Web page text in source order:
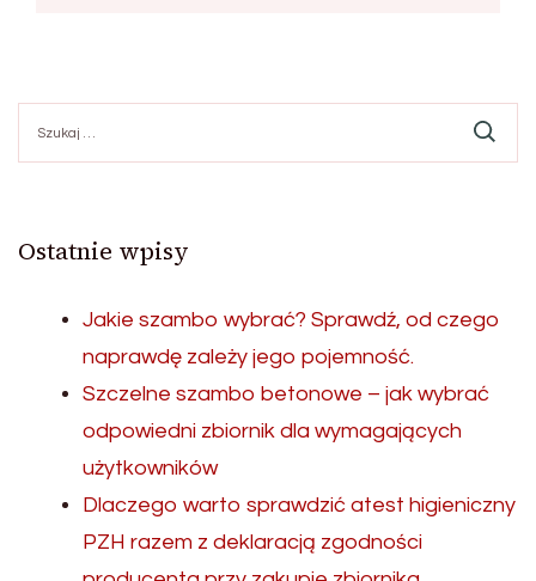
Ostatnie wpisy
Jakie szambo wybrać? Sprawdź, od czego
naprawdę zależy jego pojemność.
Szczelne szambo betonowe – jak wybrać
odpowiedni zbiornik dla wymagających
użytkowników
Dlaczego warto sprawdzić atest higieniczny
PZH razem z deklaracją zgodności